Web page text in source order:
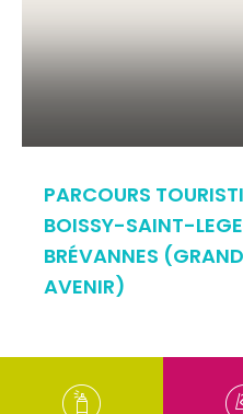
PARCOURS
BOISSY-SAINT-
BRÉVANNES
AVENIR)